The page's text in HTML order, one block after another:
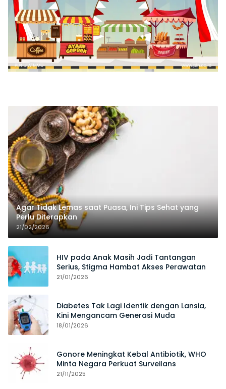
Agar Tidak Lemas saat Puasa, Ini Tips Sehat yang
Perlu Diterapkan
21/02/2026
HIV pada Anak Masih Jadi Tantangan
Serius, Stigma Hambat Akses Perawatan
21/01/2026
Diabetes Tak Lagi Identik dengan Lansia,
Kini Mengancam Generasi Muda
18/01/2026
Gonore Meningkat Kebal Antibiotik, WHO
Minta Negara Perkuat Surveilans
21/11/2025